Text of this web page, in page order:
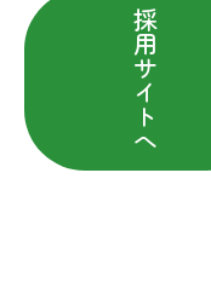
採
用
サ
イ
ト
へ